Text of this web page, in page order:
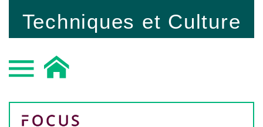
Techniques et Culture